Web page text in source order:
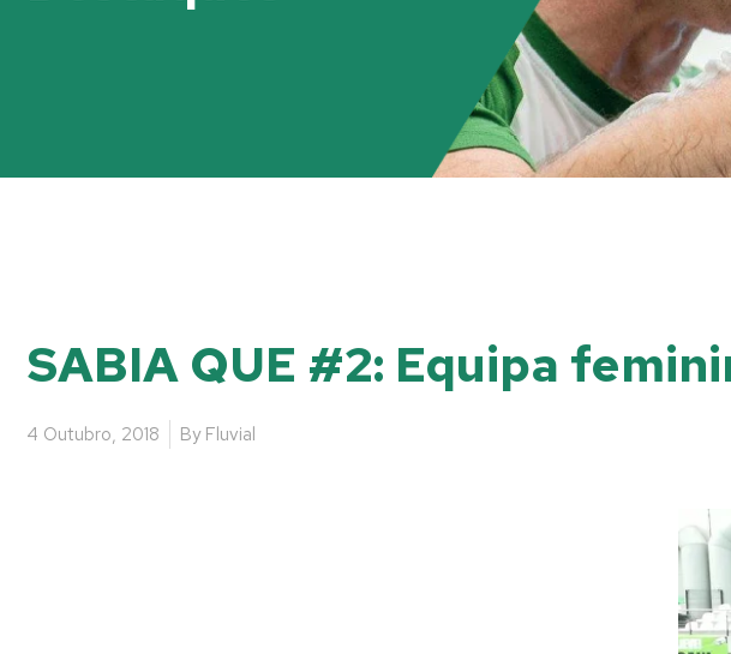
SABIA QUE #2: Equipa
4 Outubro, 2018 By Fluvial